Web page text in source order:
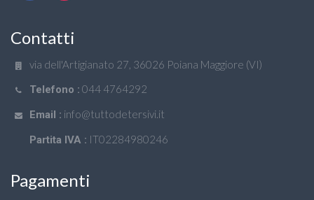
Contatti
via dell'Artigianato 27, 36026 Poiana Maggiore (VI)
Telefono : 044 4764292
Email : info@tuttodetersivi.it
Partita IVA : IT02284980246
Pagamenti